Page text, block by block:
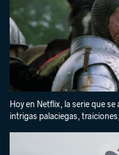
Hoy en Netflix, la serie que
intrigas palaciegas,